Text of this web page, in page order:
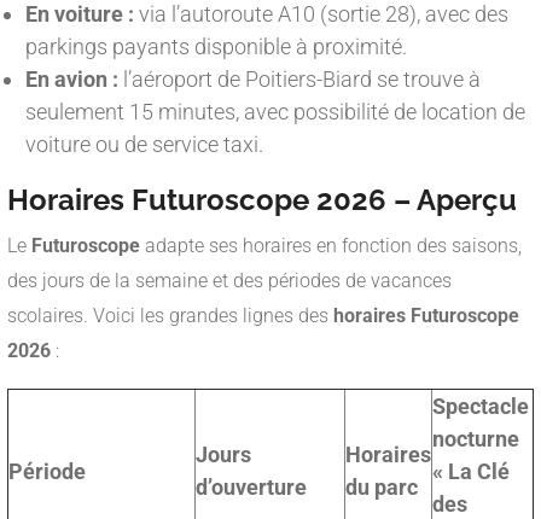
En voiture : via l’autoroute A10 (sortie 28), avec des
parkings payants disponible à proximité.
En avion : l’aéroport de Poitiers-Biard se trouve à
seulement 15 minutes, avec possibilité de location de
voiture ou de service taxi.
Horaires Futuroscope 2026 – Aperçu
Le Futuroscope adapte ses horaires en fonction des saisons,
des jours de la semaine et des périodes de vacances
scolaires. Voici les grandes lignes des horaires Futuroscope
2026 :
Période
Jours
d’ouverture
Horaires
du parc
Spectacle
nocturne
« La Clé
des